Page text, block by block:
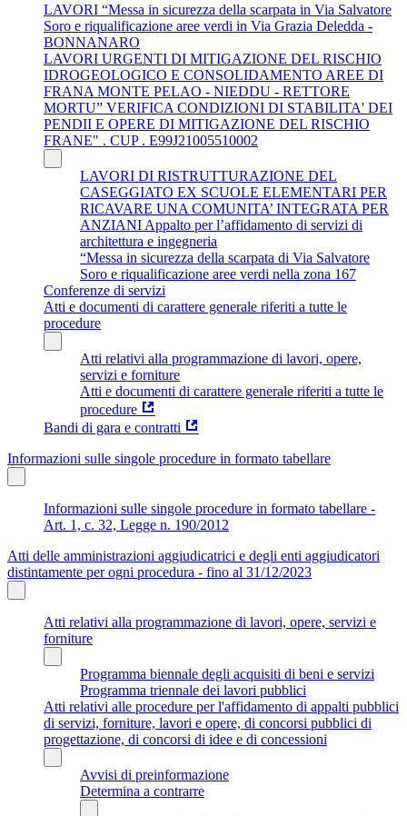
LAVORI “Messa in sicurezza della scarpata in Via Salvatore
Soro e riqualificazione aree verdi in Via Grazia Deledda -
BONNANARO
LAVORI URGENTI DI MITIGAZIONE DEL RISCHIO
IDROGEOLOGICO E CONSOLIDAMENTO AREE DI
FRANA MONTE PELAO - NIEDDU - RETTORE
MORTU” VERIFICA CONDIZIONI DI STABILITA' DEI
PENDII E OPERE DI MITIGAZIONE DEL RISCHIO
FRANE" . CUP . E99J21005510002
LAVORI DI RISTRUTTURAZIONE DEL
CASEGGIATO EX SCUOLE ELEMENTARI PER
RICAVARE UNA COMUNITA’ INTEGRATA PER
ANZIANI Appalto per l’affidamento di servizi di
architettura e ingegneria
“Messa in sicurezza della scarpata di Via Salvatore
Soro e riqualificazione aree verdi nella zona 167
Conferenze di servizi
Atti e documenti di carattere generale riferiti a tutte le
procedure
Atti relativi alla programmazione di lavori, opere,
servizi e forniture
Atti e documenti di carattere generale riferiti a tutte le
procedure
Bandi di gara e contratti
Informazioni sulle singole procedure in formato tabellare
Informazioni sulle singole procedure in formato tabellare -
Art. 1, c. 32, Legge n. 190/2012
Atti delle amministrazioni aggiudicatrici e degli enti aggiudicatori
distintamente per ogni procedura - fino al 31/12/2023
Atti relativi alla programmazione di lavori, opere, servizi e
forniture
Programma biennale degli acquisiti di beni e servizi
Programma triennale dei lavori pubblici
Atti relativi alle procedure per l'affidamento di appalti pubblici
di servizi, forniture, lavori e opere, di concorsi pubblici di
progettazione, di concorsi di idee e di concessioni
Avvisi di preinformazione
Determina a contrarre